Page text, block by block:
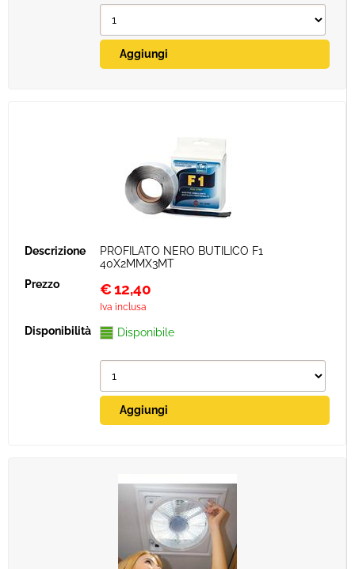
PROFILATO NERO BUTILICO F1
40X2MMX3MT
€12,40
Iva inclusa
Disponibile